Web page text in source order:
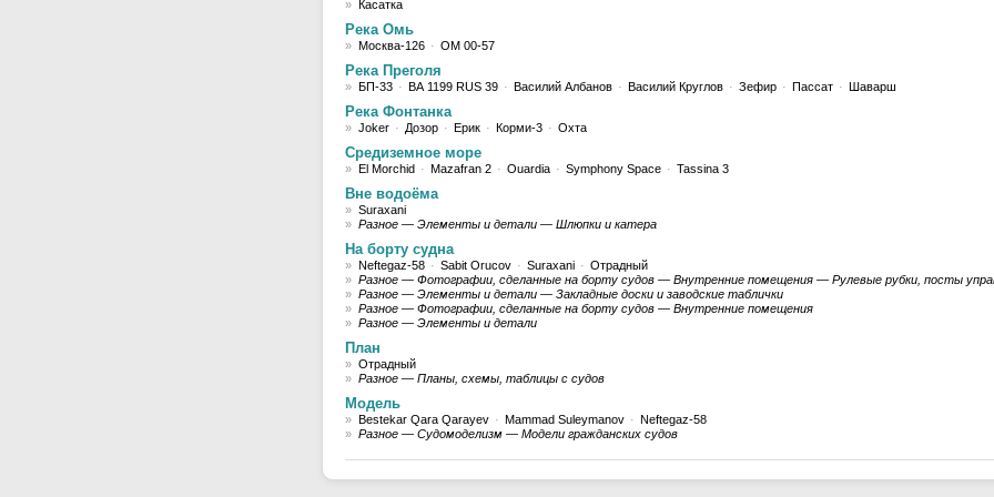
» Касатка
Река Омь
» Москва-126 · ОМ 00-57
Река Преголя
» БП-33 · ВА 1199 RUS 39 · Василий Албанов · Василий Круглов · Зефир · Пассат · Шаварш
Река Фонтанка
» Joker · Дозор · Ерик · Корми-3 · Охта
Средиземное море
» El Morchid · Mazafran 2 · Ouardia · Symphony Space · Tassina 3
Вне водоёма
» Suraxani
» Разное — Элементы и детали — Шлюпки и катера
На борту судна
» Neftegaz-58 · Sabit Orucov · Suraxani · Отрадный
» Разное — Фотографии, сделанные на борту судов — Внутренние помещения — Рулевые рубки, посты
» Разное — Элементы и детали — Закладные доски и заводские таблички
» Разное — Фотографии, сделанные на борту судов — Внутренние помещения
» Разное — Элементы и детали
План
» Отрадный
» Разное — Планы, схемы, таблицы с судов
Модель
» Bestekar Qara Qarayev · Mammad Suleymanov · Neftegaz-58
» Разное — Судомоделизм — Модели гражданских судов